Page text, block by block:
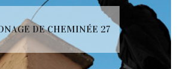
DE CHEMINÉE 27